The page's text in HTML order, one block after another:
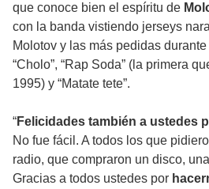
que conoce bien el espíritu de
con la banda vistiendo jerseys
Molotov y las más pedidas durante
“Cholo”, “Rap Soda” (la primera
1995) y “Matate tete”.
“Felicidades también a ustedes
No fue fácil. A todos los que
radio, que compraron un disco,
Gracias a todos ustedes por